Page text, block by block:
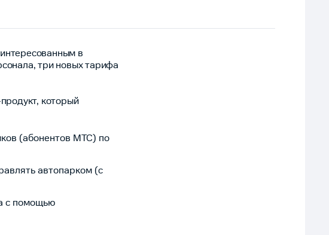
в
три новых тарифа
который
(абонентов МТС) по
автопарком (с
с помощью